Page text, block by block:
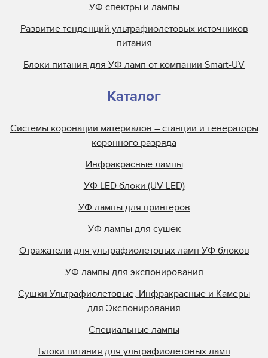
УФ спектры и лампы
Развитие тенденций ультрафиолетовых источников
питания
Блоки питания для УФ ламп от компании Smart-UV
Каталог
Системы коронации материалов – станции и генераторы
коронного разряда
Инфракрасные лампы
УФ LED блоки (UV LED)
УФ лампы для принтеров
УФ лампы для сушек
Отражатели для ультрафиолетовых ламп УФ блоков
УФ лампы для экспонирования
Сушки Ультрафиолетовые, Инфракрасные и Камеры
для Экспонирования
Специальные лампы
Блоки питания для ультрафиолетовых ламп